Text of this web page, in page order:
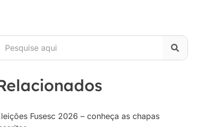
Fusesc 2026 – conheça as chapas